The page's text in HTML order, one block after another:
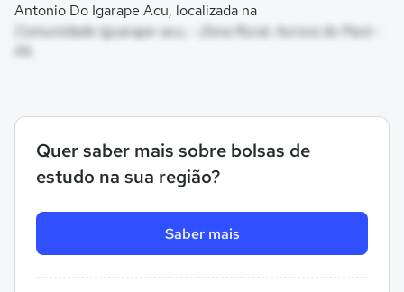
Antonio Do Igarape Acu, localizada na
Comunidade Iguarape-acu, - Zona Rural, Aurora do Pará -
Quer saber mais sobre bolsas de
estudo na sua região?
Saber mais